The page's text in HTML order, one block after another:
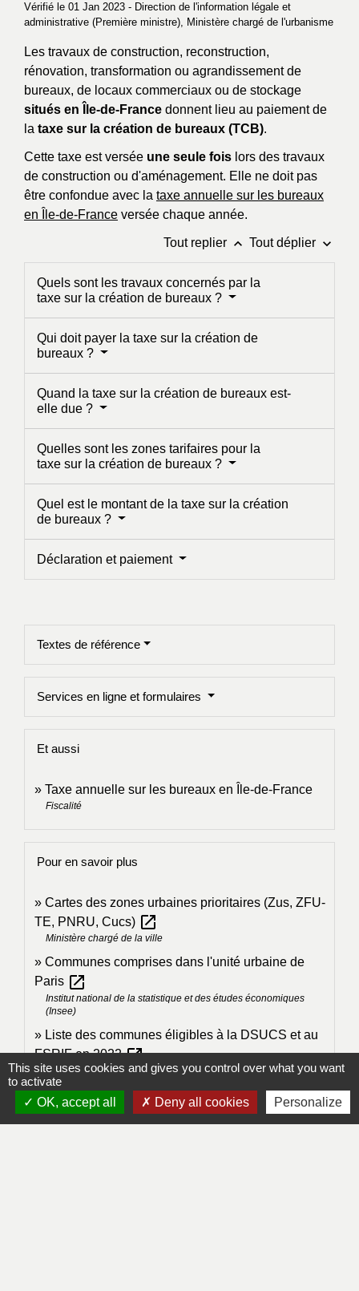
Vérifié le 01 Jan 2023 - Direction de l'information légale et
administrative (Première ministre), Ministère chargé de l'urbanisme
Les travaux de construction, reconstruction,
rénovation, transformation ou agrandissement de
bureaux, de locaux commerciaux ou de stockage
situés en Île-de-France donnent lieu au paiement de
la taxe sur la création de bureaux (TCB).
Cette taxe est versée une seule fois lors des travaux
de construction ou d'aménagement. Elle ne doit pas
être confondue avec la taxe annuelle sur les bureaux
en Île-de-France versée chaque année.
Tout replier keyboard_arrow_up Tout déplier keyboard_arrow_down
Quels sont les travaux concernés par la
taxe sur la création de bureaux ?
Qui doit payer la taxe sur la création de
bureaux ?
Quand la taxe sur la création de bureaux est-
elle due ?
Quelles sont les zones tarifaires pour la
taxe sur la création de bureaux ?
Quel est le montant de la taxe sur la création
de bureaux ?
Déclaration et paiement
Textes de référence
Services en ligne et formulaires
Et aussi
Taxe annuelle sur les bureaux en Île-de-France
Fiscalité
Pour en savoir plus
Cartes des zones urbaines prioritaires (Zus, ZFU-
TE, PNRU, Cucs) open_in_new
Ministère chargé de la ville
Communes comprises dans l'unité urbaine de
Paris open_in_new
Institut national de la statistique et des études économiques
(Insee)
Liste des communes éligibles à la DSUCS et au
FSRIF en 2022open_in_new
Ministère chargé des finances
Signaler une erreur sur cette page
This site uses cookies and gives you control over what you want
to activate
OK, accept all
Deny all cookies Personalize